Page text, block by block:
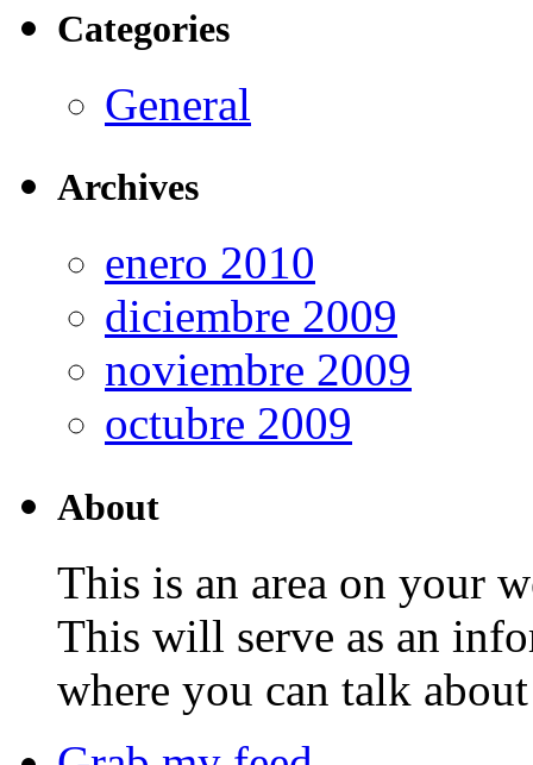
Categories
General
Archives
enero 2010
diciembre 2009
noviembre 2009
octubre 2009
About
This is an area on your
This will serve as an
where you can talk